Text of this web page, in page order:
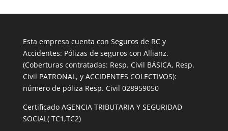
Esta empresa cuenta con Seguros de RC y
Accidentes: Pólizas de seguros con Allianz.
(Coberturas contratadas: Resp. Civil BÁSICA, Resp.
Civil PATRONAL, y ACCIDENTES COLECTIVOS):
número de póliza Resp. Civil 028959050
Certificado AGENCIA TRIBUTARIA Y SEGURIDAD
SOCIAL( TC1,TC2)